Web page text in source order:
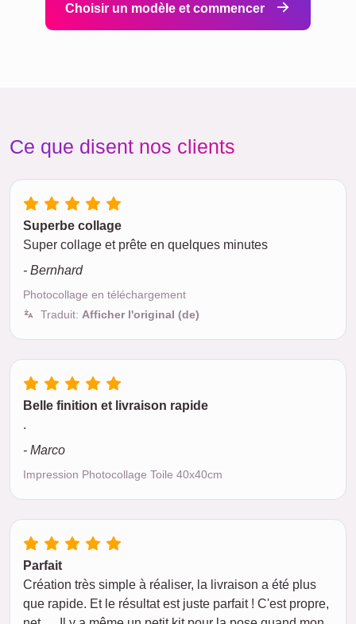
Choisir un modèle et commencer
Ce que disent nos clients
Superbe collage
Super collage et prête en quelques minutes
- Bernhard
Photocollage en téléchargement
Traduit: Afficher l'original (de)
Belle finition et livraison rapide
.
- Marco
Impression Photocollage Toile 40x40cm
Parfait
Création très simple à réaliser, la livraison a été plus
que rapide. Et le résultat est juste parfait ! C'est propre,